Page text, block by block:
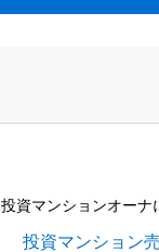
投資マンションオー
投資マンション